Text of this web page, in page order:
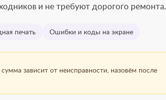
и не требуют дорогого ремонта.
печать Ошибки и коды на экране
зависит от неисправности, назовём после